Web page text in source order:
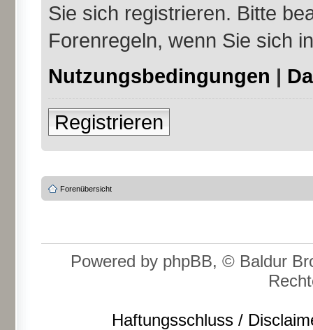
Sie sich registrieren. Bitte
Forenregeln, wenn Sie sich
Nutzungsbedingungen |
Registrieren
Forenübersicht
Powered by phpBB, © Baldur
Haftungsschluss /